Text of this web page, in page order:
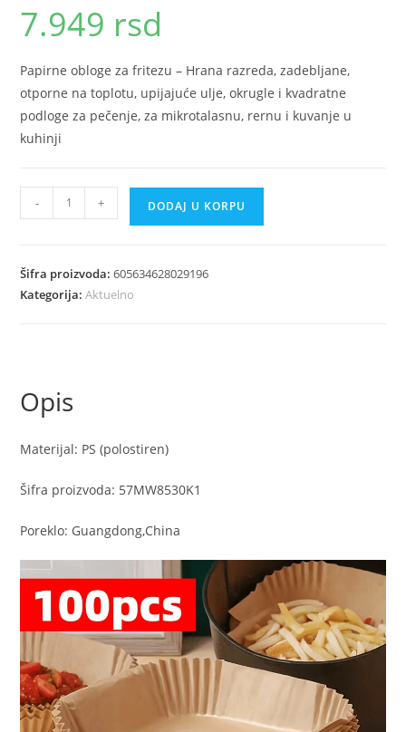
7.949 rsd
Papirne obloge za fritezu – Hrana razreda, zadebljane,
otporne na toplotu, upijajuće ulje, okrugle i kvadratne
podloge za pečenje, za mikrotalasnu, rernu i kuvanje u
kuhinji
obloge
fritezu
otporne
- + DODAJ U KORPU
Šifra proizvoda:605634628029196
Kategorija:Aktuelno
Opis
Materijal: PS (polostiren)
Šifra proizvoda: 57MW8530K1
Poreklo: Guangdong,China